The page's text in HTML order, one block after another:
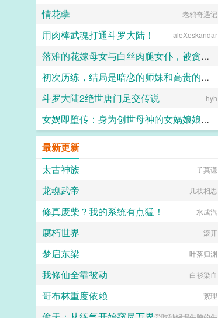
情花孽 老鸦奇遇记
用肉棒武魂打通斗罗大陆！ aleXeskandar
落难的花嫁母女与白丝肉腿女仆，被贪婪的哥布林操成母猪性奴啦～
初次历练，结局是暗恋的师妹和高贵的宗主美母被我肏怀孕了！（无绿改）
Kars
斗罗大陆2绝世唐门足交传说 hyh
女娲即堕传：身为创世母神的女娲娘娘，怎么可能被区区改造秘境调教成满脑子鸡巴的母猪雌畜？
最新更新
太古神族
子莫谦
龙魂武帝 几枝相思
修真废柴？我的系统有点猛！ 水成汽
腐朽世界 滚开
梦启东梁 叶落归渊
我修仙全靠被动 白衫染血
哥布林重度依赖 絮理